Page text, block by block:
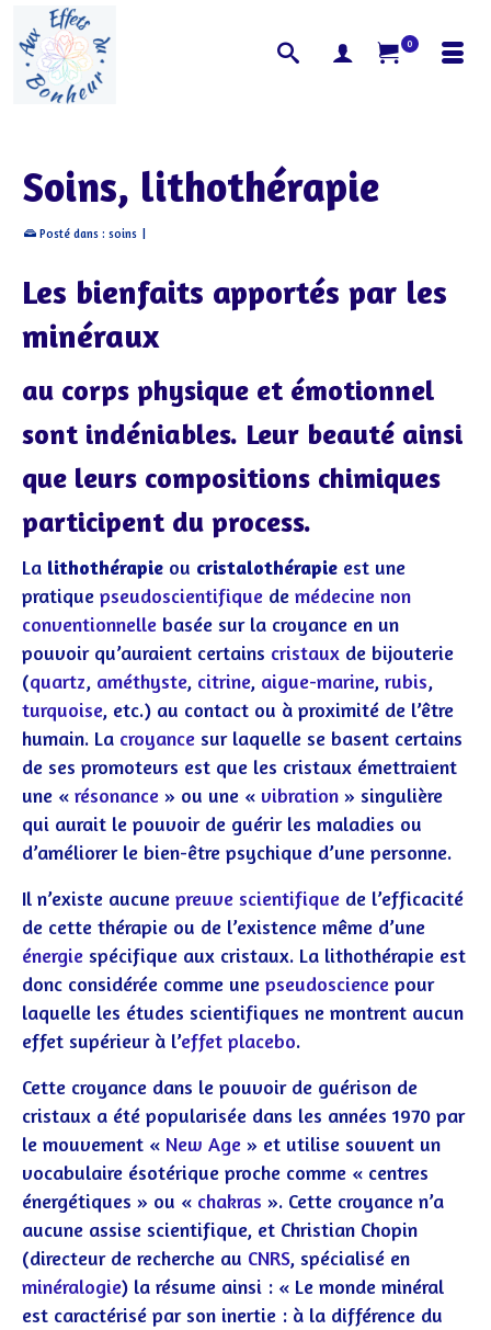
0
Soins, lithothérapie
Posté dans : soins
Les bienfaits apportés par les
minéraux
au corps physique et émotionnel
sont indéniables. Leur beauté ainsi
que leurs compositions chimiques
participent du process.
La lithothérapie ou cristalothérapie est une
pratique pseudoscientifique de médecine non
conventionnelle basée sur la croyance en un
pouvoir qu’auraient certains cristaux de bijouterie
(quartz, améthyste, citrine, aigue-marine, rubis,
turquoise, etc.) au contact ou à proximité de l’être
humain. La croyance sur laquelle se basent certains
de ses promoteurs est que les cristaux émettraient
une « résonance » ou une « vibration » singulière
qui aurait le pouvoir de guérir les maladies ou
d’améliorer le bien-être psychique d’une personne.
Il n’existe aucune preuve scientifique de l’efficacité
de cette thérapie ou de l’existence même d’une
énergie spécifique aux cristaux. La lithothérapie est
donc considérée comme une pseudoscience pour
laquelle les études scientifiques ne montrent aucun
effet supérieur à l’effet placebo.
Cette croyance dans le pouvoir de guérison de
cristaux a été popularisée dans les années 1970 par
le mouvement « New Age » et utilise souvent un
vocabulaire ésotérique proche comme « centres
énergétiques » ou « chakras ». Cette croyance n’a
aucune assise scientifique, et Christian Chopin
(directeur de recherche au CNRS, spécialisé en
minéralogie) la résume ainsi : « Le monde minéral
est caractérisé par son inertie : à la différence du